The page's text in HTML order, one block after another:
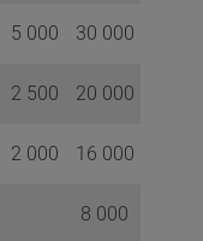
5 000
30 000
2 500
20 000
2 000
16 000
8 000